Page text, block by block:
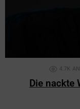
4.7K
Die nackte